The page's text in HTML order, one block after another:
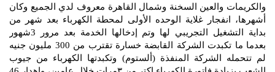
والكريمات والعين السخنة وشمال القاهرة معروف لدي الجميع وكان
أشهرها، انفجار غلاية الوحده الأولى لمحطة الكهرباء بعد شهر من
بداية التشغيل التجريبي لها وتم إدخالها الخدمة بعد مرور 3شهور
بعدما ما تكبدت الشركة القابضة خسارة تقترب من 300 مليون جنيه
لم تتحمله الشركة المنفذة (ألستوم) وتكبدتها الكهرباء من جيوب